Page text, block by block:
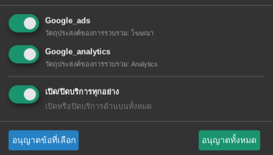
Can put a banner in the slider ofthe sidebar
of Thai Local News
（in mobile , top of each
Thai Local News page）
50,000B／Month
Slider Ads on ASEAN・China
of ASEAN・China News（in mobile , top of
each Thai Local News page）
40,000B／Month
Slider Ads on Category Top page
Can put a banner in the slider of
30,000B／Month
Google_ads
วัตถุประสงค์ของการรวบรวม: โฆษณา
Google_analytics
วัตถุประสงค์ของการรวบรวม: Analytics
เปิด/ปิดบริการทุกอย่าง
เปิดหรือปิดบริการด้านบนทั้งหมด
อนุญาตข้อที่เลือก อนุญาตทั้งหมด